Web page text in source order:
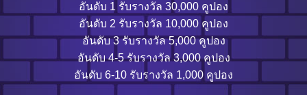
อันดับ 1 รับรางวัล 30,000 คูปอง
อันดับ 2 รับรางวัล 10,000 คูปอง
อันดับ 3 รับรางวัล 5,000 คูปอง
อันดับ 4-5 รับรางวัล 3,000 คูปอง
อันดับ 6-10 รับรางวัล 1,000 คูปอง